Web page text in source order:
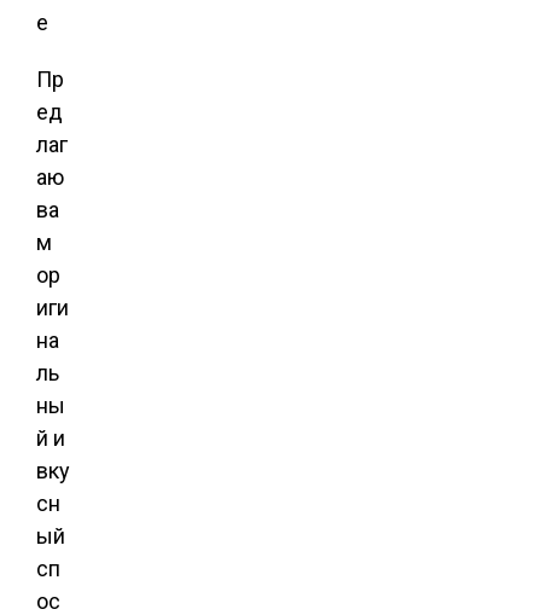
Пр
ед
лаг
аю
ва
м
ор
иги
на
ль
ны
й и
вку
сн
ый
сп
ос